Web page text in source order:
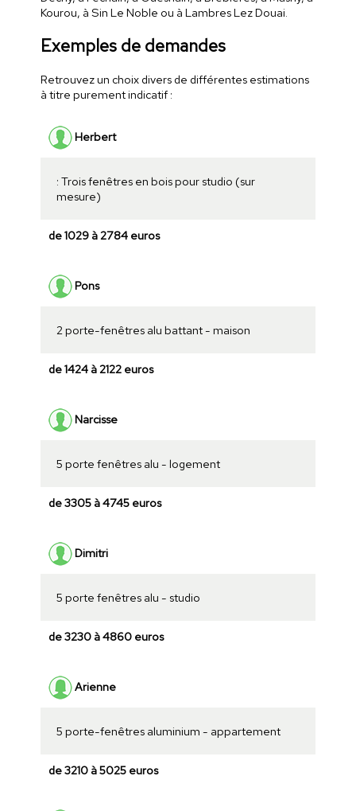
Kourou, à Sin Le Noble ou à Lambres Lez Douai.
Exemples de demandes
Retrouvez un choix divers de différentes estimations
à titre purement indicatif :
Herbert
: Trois fenêtres en bois pour studio (sur
mesure)
de 1029 à 2784 euros
Pons
2 porte-fenêtres alu battant - maison
de 1424 à 2122 euros
Narcisse
5 porte fenêtres alu - logement
de 3305 à 4745 euros
Dimitri
5 porte fenêtres alu - studio
de 3230 à 4860 euros
Arienne
5 porte-fenêtres aluminium - appartement
de 3210 à 5025 euros